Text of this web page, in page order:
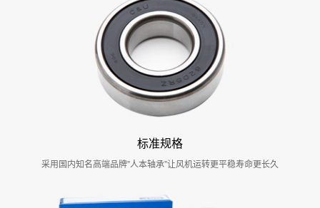
标准规格
采用国内知名高端品牌”人本轴承”让风机运转更平稳寿命更长久